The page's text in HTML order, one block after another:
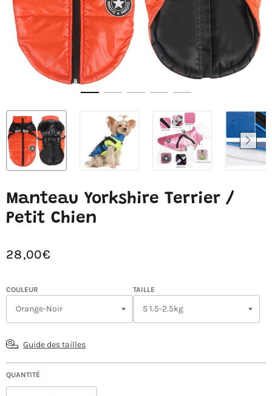
Manteau Yorkshire Terrier /
Petit Chien
28,00€
/
UNITAIRE
COULEUR TAILLE
Guide des tailles
QUANTITÉ